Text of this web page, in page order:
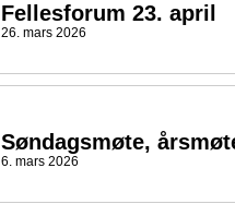
Fellesforum 23. april
26. mars 2026
Søndagsmøte,
6. mars 2026